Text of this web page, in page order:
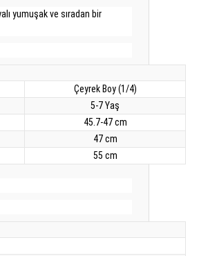
yumuşak ve sıradan bir
Çeyrek Boy (1/4)
5-7 Yaş
45.7-47 cm
47 cm
55 cm